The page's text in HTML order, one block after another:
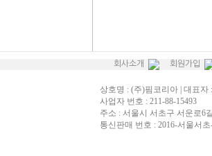
회사소개 회원가입
상호명 : (주)핌코리아 | 대표자
사업자 번호 : 211-88-15493
주소 : 서울시 서초구 서운로6
통신판매 번호 : 2016-서울서초